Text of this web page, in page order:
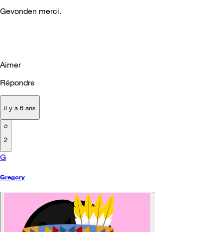
Gevonden merci.
Aimer
Répondre
il y a 6 ans
2
G
Gregory